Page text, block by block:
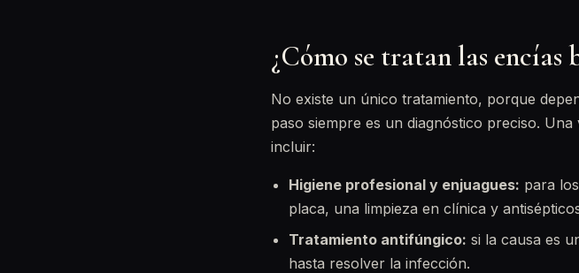
¿Cómo se tratan las encías
No existe un único tratamiento, porque
paso siempre es un diagnóstico preciso.
incluir:
Higiene profesional y enjuagues: para
placa, una limpieza en clínica y
Tratamiento antifúngico: si la causa es
hasta resolver la infección.